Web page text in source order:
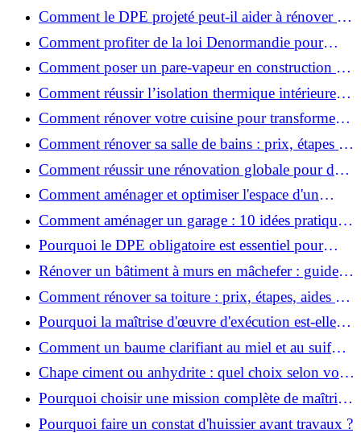
aides, prêts et solutions pratiques ?
Comment le DPE projeté peut-il aider à rénover et
valoriser votre bien ?
Comment profiter de la loi Denormandie pour
investir dans l'ancien et défiscaliser ?
Comment poser un pare-vapeur en construction et
rénovation : rôle et erreurs à éviter?
Comment réussir l’isolation thermique intérieure
pour une maison économe en énergie ?
Comment rénover votre cuisine pour transformer
votre espace de vie ?
Comment rénover sa salle de bains : prix, étapes et
astuces ?
Comment réussir une rénovation globale pour des
économies et un confort durables?
Comment aménager et optimiser l'espace d'un
studio : 10 astuces pratiques ?
Comment aménager un garage : 10 idées pratiques
et efficaces ?
Pourquoi le DPE obligatoire est essentiel pour
vendre ou louer un bien ?
Rénover un bâtiment à murs en mâchefer : guide
pratique et solutions
Comment rénover sa toiture : prix, étapes, aides et
réglementation ?
Pourquoi la maîtrise d'œuvre d'exécution est-elle
indispensable pour vos chantiers ?
Comment un baume clarifiant au miel et au suif
peut-il purifier la peau ?
Chape ciment ou anhydrite : quel choix selon votre
projet ?
Pourquoi choisir une mission complète de maîtrise
d’œuvre pour réussir vos projets?
Pourquoi faire un constat d'huissier avant travaux ?